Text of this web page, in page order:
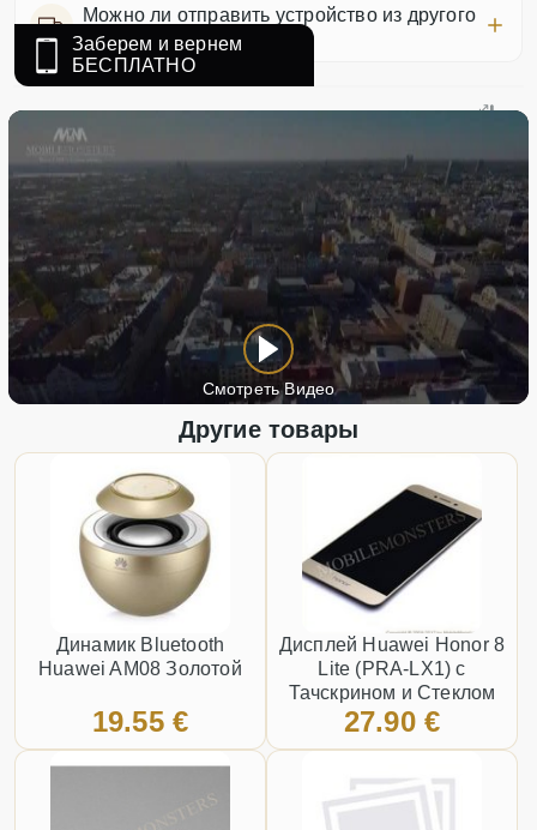
Можно ли отправить устройство из другого
города?
Заберем и вернем
БЕСПЛАТНО
Смотреть Видео
Другие товары
Динамик Bluetooth
Huawei AM08 Золотой
19.55 €
Дисплей Huawei Honor 8
Lite (PRA-LX1) с
Тачскрином и Стеклом
Золотой
27.90 €